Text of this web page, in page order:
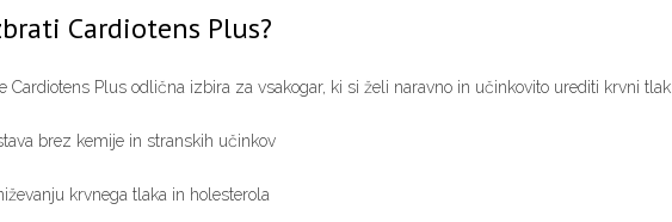
Cardiotens Plus?
Cardiotens Plus odlična izbira za vsakogar, ki si želi naravno in učinkovito urediti krvni tlak:
brez kemije in stranskih učinkov
krvnega tlaka in holesterola